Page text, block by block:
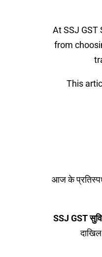
At SSJ
from
This
आज के
SSJ GST